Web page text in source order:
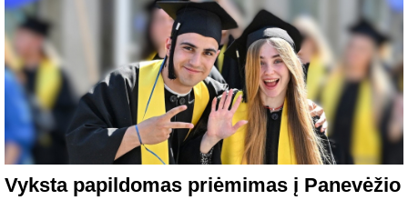
Vyksta papildomas priėmimas į Panevėžio